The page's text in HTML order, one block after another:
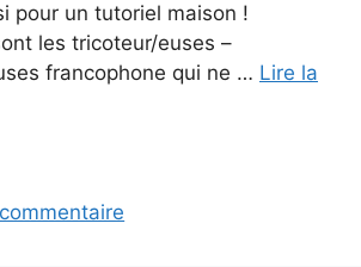
pour un tutoriel maison !
les tricoteur/euses –
francophone qui ne … Lire la